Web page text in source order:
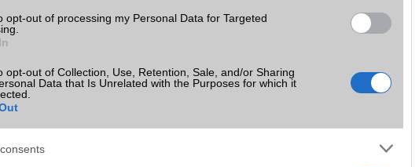
opt-out of processing my Personal Data for Targeted
opt-out of Collection, Use, Retention, Sale, and/or Sharing
Data that Is Unrelated with the Purposes for which it
Állapot Szín Bruttó ár
használt